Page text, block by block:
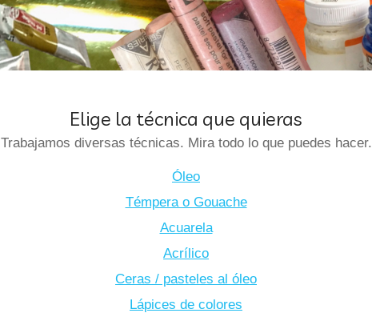
Elige la técnica que quieras
Trabajamos diversas técnicas. Mira todo lo que puedes hacer.
Óleo
Témpera o Gouache
Acuarela
Acrílico
Ceras / pasteles al óleo
Lápices de colores